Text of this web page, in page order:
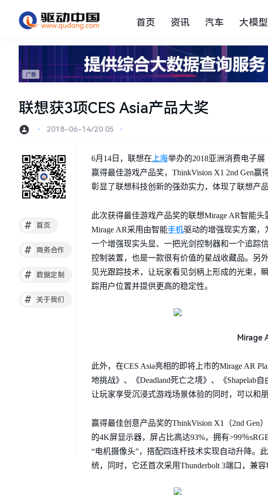
首页 资讯 汽车 大模型
联想获3项CES Asia产品大奖
⋅ 2018-06-14/20:05 ⋅
# 首页
# 商务合作
# 数据定制
# 关于我们
6月14日，联想在上海举办的2018亚洲消费电子展
赢得最佳游戏产品奖，ThinkVision X1 2nd Gen赢
彰显了联想科技创新的强劲实力，体现了联想产
此次获得最佳游戏产品奖的联想Mirage AR智能
Mirage AR采用由智能手机驱动的增强现实方案，
一个增强现实头显、一把光剑控制器和一个追踪
控制装置，也是一款很有价值的星战收藏品。另
见光跟踪技术，让玩家看见剑柄上形成的光束，
踪用户位置并提供更高的稳定性。
Mirage
此外，在CES Asia亮相的即将上市的Mirage AR
地挑战》、《Deadland死亡之境》、《Shapelab
让玩家享受沉浸式游戏场景体验的同时，可以和
赢得最佳创意产品奖的ThinkVision X1（2nd Gen
的4K屏显示器，屏占比高达93%，拥有>99％
“电机摄像头”，搭配四连杆技术实现自动升降。
统，同时，它还首次采用Thunderbolt 3端口，兼